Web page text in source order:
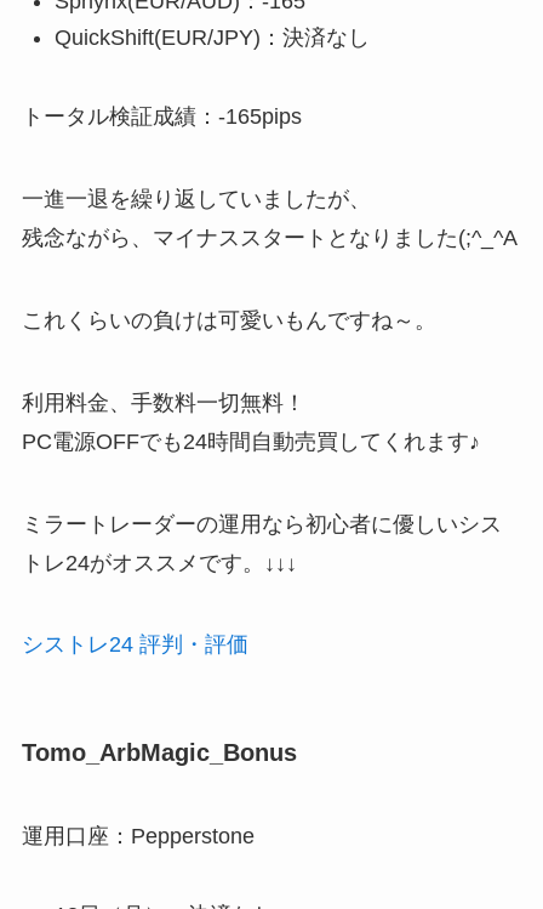
QuickShift(EUR/JPY)：決済なし
トータル検証成績：-165pips
一進一退を繰り返していましたが、
残念ながら、マイナススタートとなりました(;^_^A
これくらいの負けは可愛いもんですね～。
利用料金、手数料一切無料！
PC電源OFFでも24時間自動売買してくれます♪
ミラートレーダーの運用なら初心者に優しいシス
トレ24がオススメです。↓↓↓
シストレ24 評判・評価
Tomo_ArbMagic_Bonus
運用口座：Pepperstone